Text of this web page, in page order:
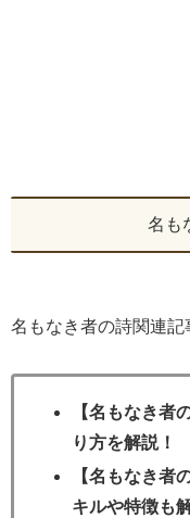
名も
名もなき者の詩関連記
【名もなき者
り方を解説！
【名もなき者
キルや特徴も